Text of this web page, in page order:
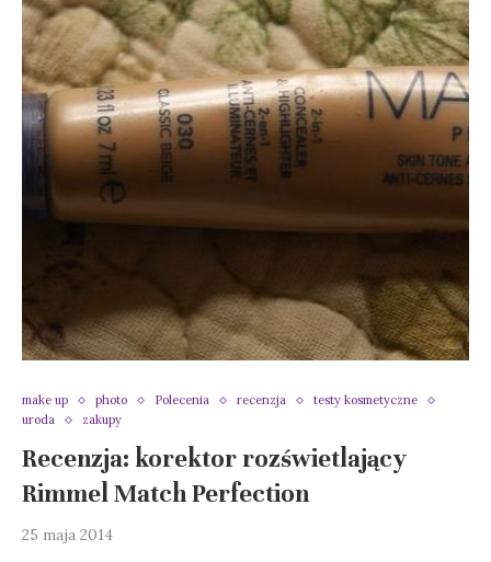
make up photo Polecenia recenzja
testy kosmetyczne
uroda
zakupy
Recenzja: korektor rozświetlający
Rimmel Match Perfection
25 maja 2014